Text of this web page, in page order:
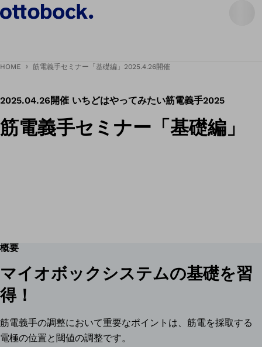
HOME 筋電義手セミナー「基礎編」2025.4.26開催
2025.04.26開催 いちどはやってみたい筋電義手2025
筋電義手セミナー「基礎編」
概要
マイオボックシステムの基礎を習
得！
筋電義手の調整において重要なポイントは、筋電を採取する
電極の位置と閾値の調整です。